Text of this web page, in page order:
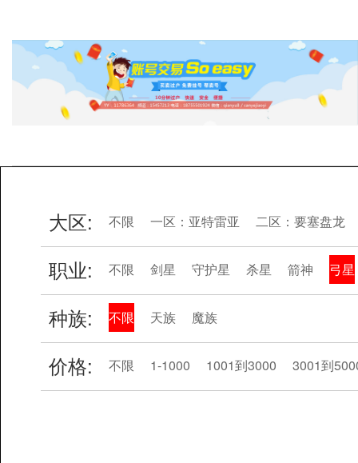
大区: 不限 一区：亚特雷亚 二区：要塞盘龙
职业: 不限 剑星 守护星 杀星 箭神 弓星
种族: 不限 天族 魔族
价格: 不限 1-1000 1001到3000 3001到